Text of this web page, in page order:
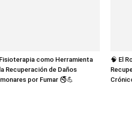
como Herramienta
Recuperación de Daños
por Fumar 🚭💪
🧠 El